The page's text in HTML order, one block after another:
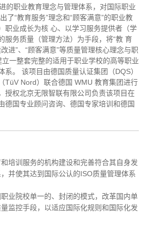
的职业教育理念与管理体系，对国际职业
了“教育服务”理念和“顾客满意”的职业教
职业成长为核 心、以学习服务提供者（学
服务质量（管理方法）为手段，将“教 育
进”、“顾客满意”等质量管理核心理念与职
一整套完整的适用于职业学校的高等职业
系。 该项目由德国质量认证集团（DQS）
TüV Nord）联合德国 WMU 教育集团进行
授权北京无限智联有限公司负责该项目在
德国专业顾问咨询、德国专家培训和德国
培训服务的机构建设和完善符合其自身发
并使其达到国际公认的ISO质量管理体系
业院校单一的、封闭的模式，改革国内单
监控手段，以适应国际化规则和国际化发